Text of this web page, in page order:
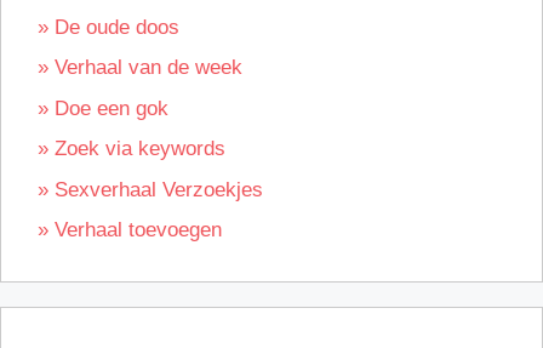
» De oude doos
» Verhaal van de week
» Doe een gok
» Zoek via keywords
» Sexverhaal Verzoekjes
» Verhaal toevoegen